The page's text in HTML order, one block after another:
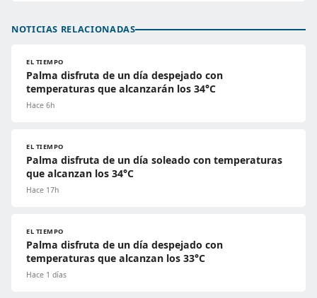
NOTICIAS RELACIONADAS
EL TIEMPO
Palma disfruta de un día despejado con
temperaturas que alcanzarán los 34°C
Hace 6h
EL TIEMPO
Palma disfruta de un día soleado con temperaturas
que alcanzan los 34°C
Hace 17h
EL TIEMPO
Palma disfruta de un día despejado con
temperaturas que alcanzan los 33°C
Hace 1 días